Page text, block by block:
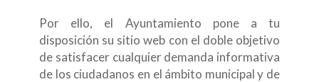
Por ello, el Ayuntamiento pone a tu
disposición su sitio web con el doble objetivo
de satisfacer cualquier demanda informativa
de los ciudadanos en el ámbito municipal y de